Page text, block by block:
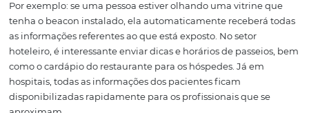
hospitais, restaurantes, entre outros estabelecimentos.
Utilizando a tecnologia BLE (Bluetooth Low Energy), ele
identifica o cliente que esteja dentro de um ambiente
meio de dispositivos instalados em locais estratégicos,
transmite informações para o smartphone ou tablet do
desde que o aparelho esteja com o bluetooth ativado e